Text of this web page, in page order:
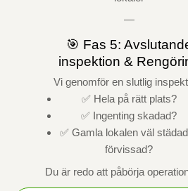
—
🎯 Fas 5:
inspektion &
Vi genomför en slutlig
✅ Hela på rätt plats?
✅ Ingenting skadad?
✅ Gamla lokalen väl
förvissad?
Du är redo att påbörja